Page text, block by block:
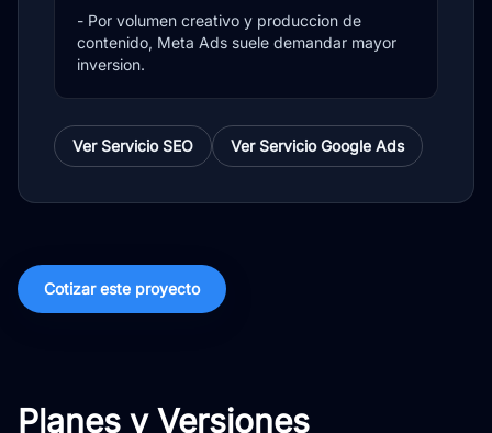
- Por volumen creativo y produccion de
contenido, Meta Ads suele demandar mayor
inversion.
Ver Servicio SEO Ver Servicio Google Ads
Cotizar este proyecto
Planes y Versiones